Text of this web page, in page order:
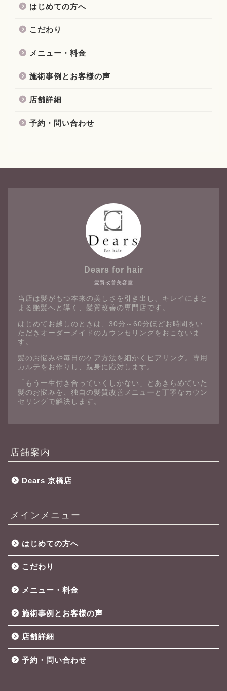
はじめての方へ
こだわり
メニュー・料金
施術事例とお客様の声
店舗詳細
予約・問い合わせ
髪質改善美容室
Dears for hair
当店は髪がもつ本来の美しさを引き出し、キレイにまと
まる艶髪へと導く、髪質改善の専門店です。
はじめてお越しのときは、30分～60分ほどお時間をい
ただきオーダーメイドのカウンセリングをおこないま
す。
髪のお悩みや毎日のケア方法を細かくヒアリング。専用
カルテをお作りし、親身に応対します。
「もう一生付き合っていくしかない」とあきらめていた
髪のお悩みを、独自の髪質改善メニューと丁寧なカウン
セリングで解決します。
店舗案内
Dears 京橋店
メインメニュー
はじめての方へ
こだわり
メニュー・料金
施術事例とお客様の声
店舗詳細
予約・問い合わせ